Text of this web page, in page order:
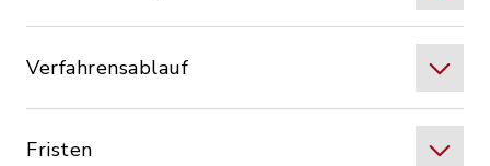
Verfahrensablauf
Fristen